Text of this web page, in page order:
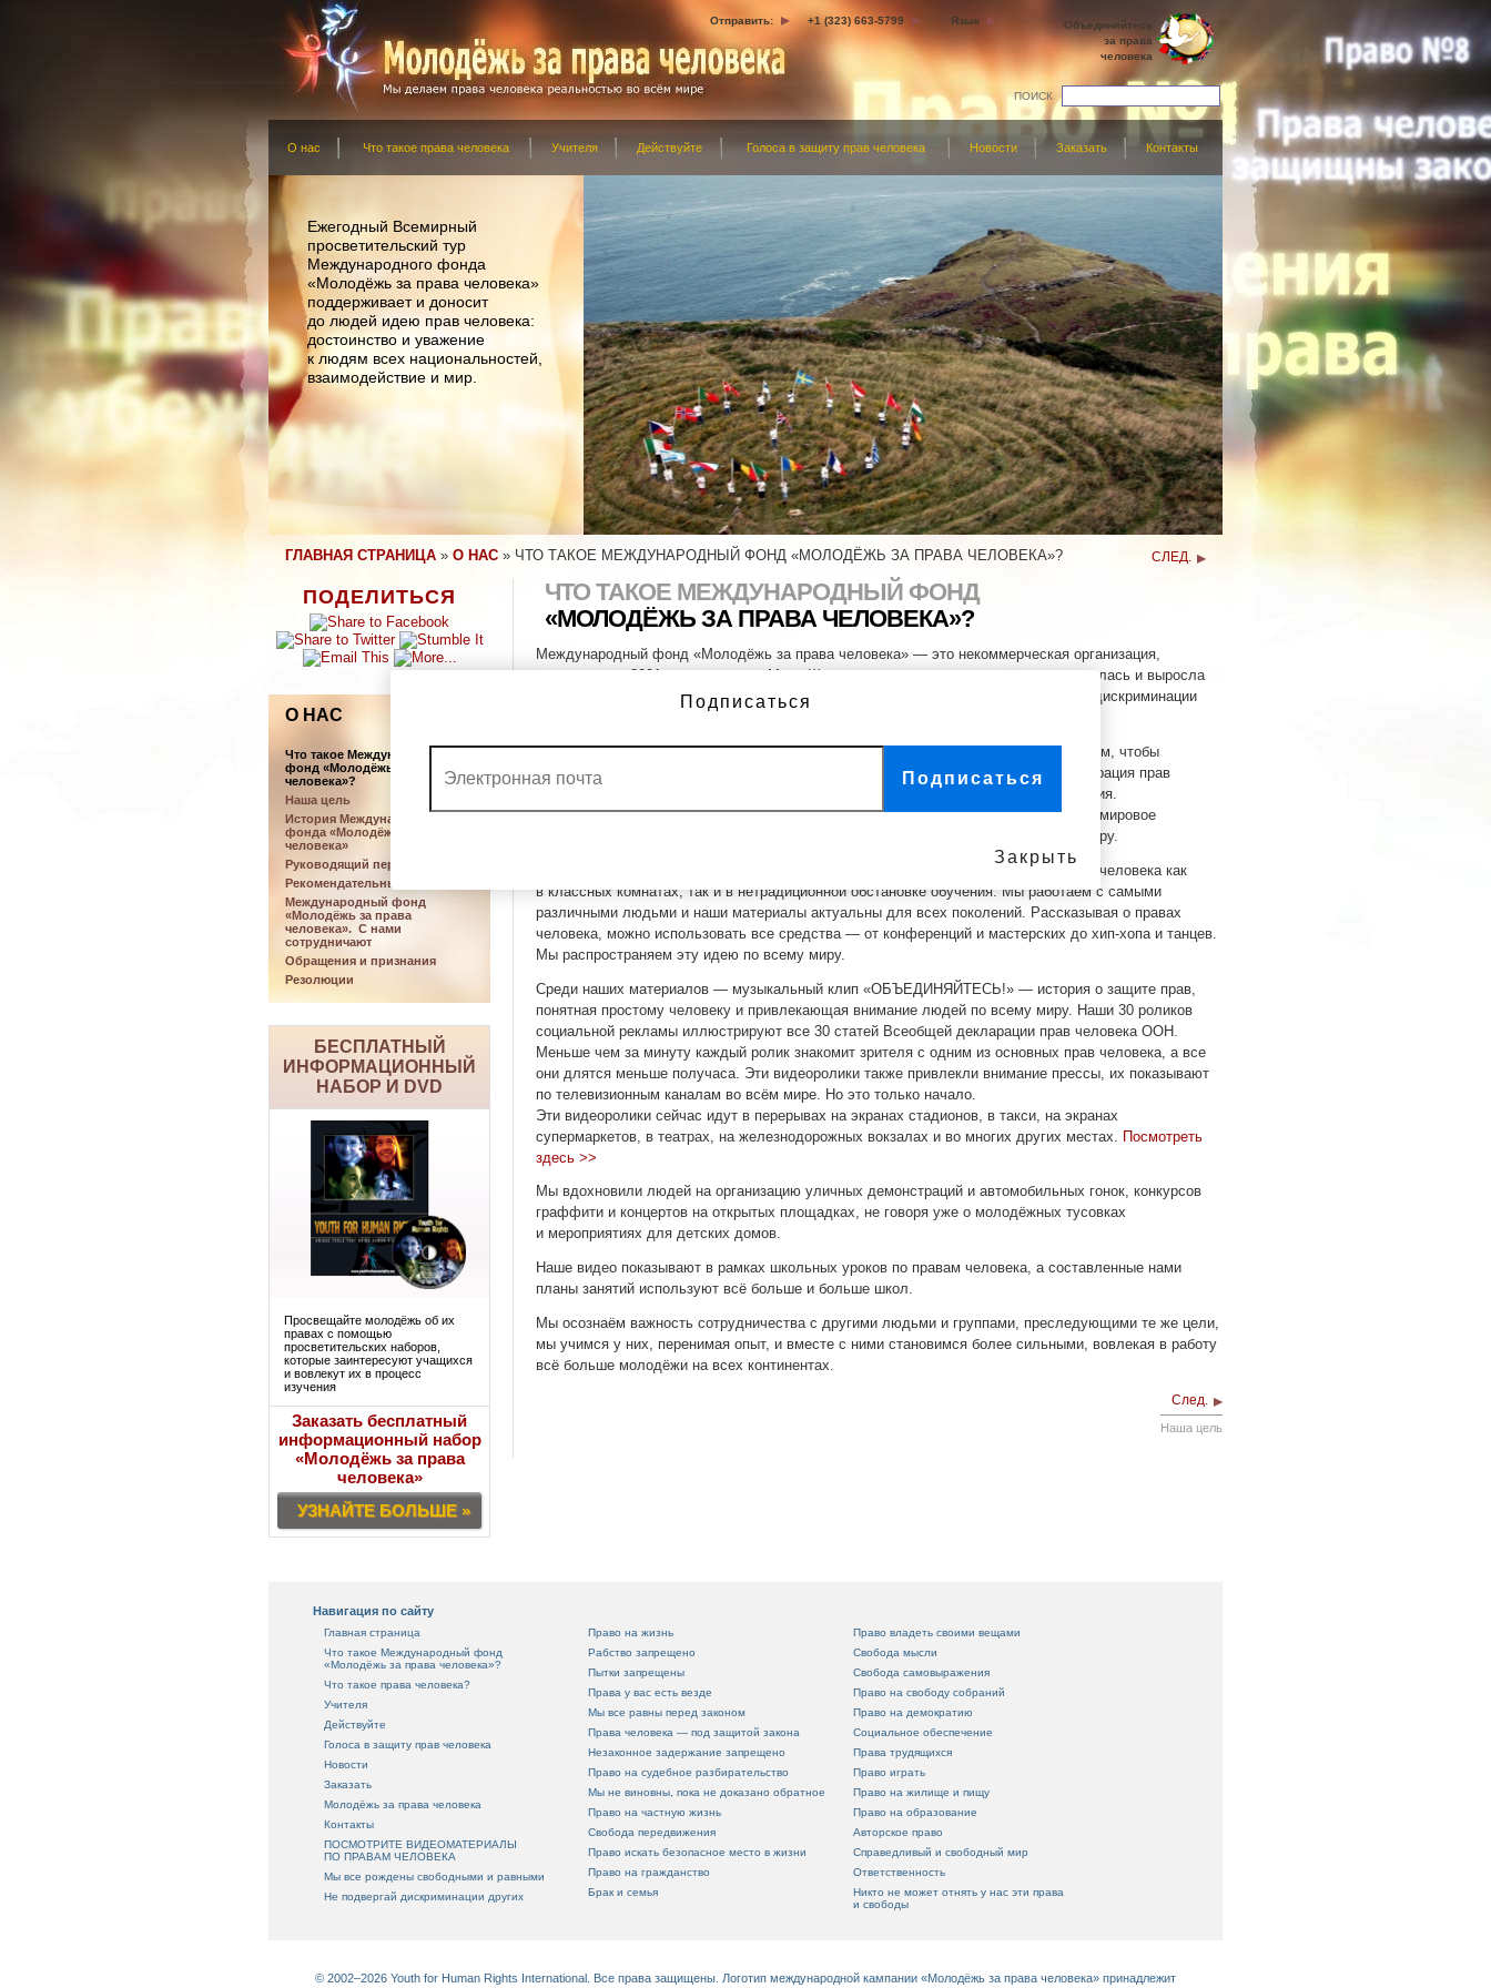
Отправить: +1 (323) 663-5799 Язык
Объединяйтесь
за права
человека
ПОИСК
О нас Что такое права человека Учителя Действуйте Голоса в защиту прав человека Новости Заказать Контакты
Ежегодный Всемирный
просветительский тур
Международного фонда
«Молодёжь за права человека»
поддерживает и доносит
до людей идею прав человека:
достоинство и уважение
к людям всех национальностей,
взаимодействие и мир.
ГЛАВНАЯ СТРАНИЦА » О НАС » ЧТО ТАКОЕ МЕЖДУНАРОДНЫЙ ФОНД «МОЛОДЁЖЬ ЗА ПРАВА ЧЕЛОВЕКА»? СЛЕД.
ПОДЕЛИТЬСЯ
О НАС
Что такое Международный
фонд «Молодёжь за права
человека»?
Наша цель
История Международного
фонда «Молодёжь за права
человека»
Руководящий персонал
Рекомендательный совет
Международный фонд
«Молодёжь за права
человека». С нами
сотрудничают
Обращения и признания
Резолюции
БЕСПЛАТНЫЙ
ИНФОРМАЦИОННЫЙ
НАБОР И DVD
Просвещайте молодёжь об их
правах с помощью
просветительских наборов,
которые заинтересуют учащихся
и вовлекут их в процесс
изучения
Заказать бесплатный
информационный набор
«Молодёжь за права
человека»
УЗНАЙТЕ БОЛЬШЕ »
ЧТО ТАКОЕ МЕЖДУНАРОДНЫЙ ФОНД
«МОЛОДЁЖЬ ЗА ПРАВА ЧЕЛОВЕКА»?
Международный фонд «Молодёжь за права человека» — это некоммерческая организация,
основанная в 2001 году доктором Мэри Шаттлуорт, преподавателем, которая родилась и выросла
в условиях апартеида в ЮАР, где она была очевидцем разрушительного влияния дискриминации
Цель международного движения «Молодёжь за права человека» заключается в том, чтобы
рассказать молодёжи о том, что такое права человека, что такое Всеобщая декларация прав
человека, и вдохновить их стать защитниками терпимости и мирного существования.
Международное движение «Молодёжь за права человека» теперь превратилось в мировое
движение, в котором насчитываются сотни групп, клубов и отделений по всему миру.
Международное движение «Молодёжь за права человека» рассказывает о правах человека как
в классных комнатах, так и в нетрадиционной обстановке обучения. Мы работаем с самыми
различными людьми и наши материалы актуальны для всех поколений. Рассказывая о правах
человека, можно использовать все средства — от конференций и мастерских до хип-хопа и танцев.
Мы распространяем эту идею по всему миру.
Среди наших материалов — музыкальный клип «ОБЪЕДИНЯЙТЕСЬ!» — история о защите прав,
понятная простому человеку и привлекающая внимание людей по всему миру. Наши 30 роликов
социальной рекламы иллюстрируют все 30 статей Всеобщей декларации прав человека ООН.
Меньше чем за минуту каждый ролик знакомит зрителя с одним из основных прав человека, а все
они длятся меньше получаса. Эти видеоролики также привлекли внимание прессы, их показывают
по телевизионным каналам во всём мире. Но это только начало.
Эти видеоролики сейчас идут в перерывах на экранах стадионов, в такси, на экранах
супермаркетов, в театрах, на железнодорожных вокзалах и во многих других местах. Посмотреть
здесь >>
Мы вдохновили людей на организацию уличных демонстраций и автомобильных гонок, конкурсов
граффити и концертов на открытых площадках, не говоря уже о молодёжных тусовках
и мероприятиях для детских домов.
Наше видео показывают в рамках школьных уроков по правам человека, а составленные нами
планы занятий используют всё больше и больше школ.
Мы осознаём важность сотрудничества с другими людьми и группами, преследующими те же цели,
мы учимся у них, перенимая опыт, и вместе с ними становимся более сильными, вовлекая в работу
всё больше молодёжи на всех континентах.
След.
Наша цель
Навигация по сайту
Главная страница
Что такое Международный фонд
«Молодёжь за права человека»?
Что такое права человека?
Учителя
Действуйте
Голоса в защиту прав человека
Новости
Заказать
Молодёжь за права человека
Контакты
ПОСМОТРИТЕ ВИДЕОМАТЕРИАЛЫ
ПО ПРАВАМ ЧЕЛОВЕКА
Мы все рождены свободными и равными
Не подвергай дискриминации других
Право на жизнь
Рабство запрещено
Пытки запрещены
Права у вас есть везде
Мы все равны перед законом
Права человека — под защитой закона
Незаконное задержание запрещено
Право на судебное разбирательство
Мы не виновны, пока не доказано обратное
Право на частную жизнь
Свобода передвижения
Право искать безопасное место в жизни
Право на гражданство
Брак и семья
Право владеть своими вещами
Свобода мысли
Свобода самовыражения
Право на свободу собраний
Право на демократию
Социальное обеспечение
Права трудящихся
Право играть
Право на жилище и пищу
Право на образование
Авторское право
Справедливый и свободный мир
Ответственность
Никто не может отнять у нас эти права
и свободы
© 2002–2026 Youth for Human Rights International. Все права защищены. Логотип международной кампании «Молодёжь за права человека» принадлежит
Подписаться
Подписаться
Закрыть